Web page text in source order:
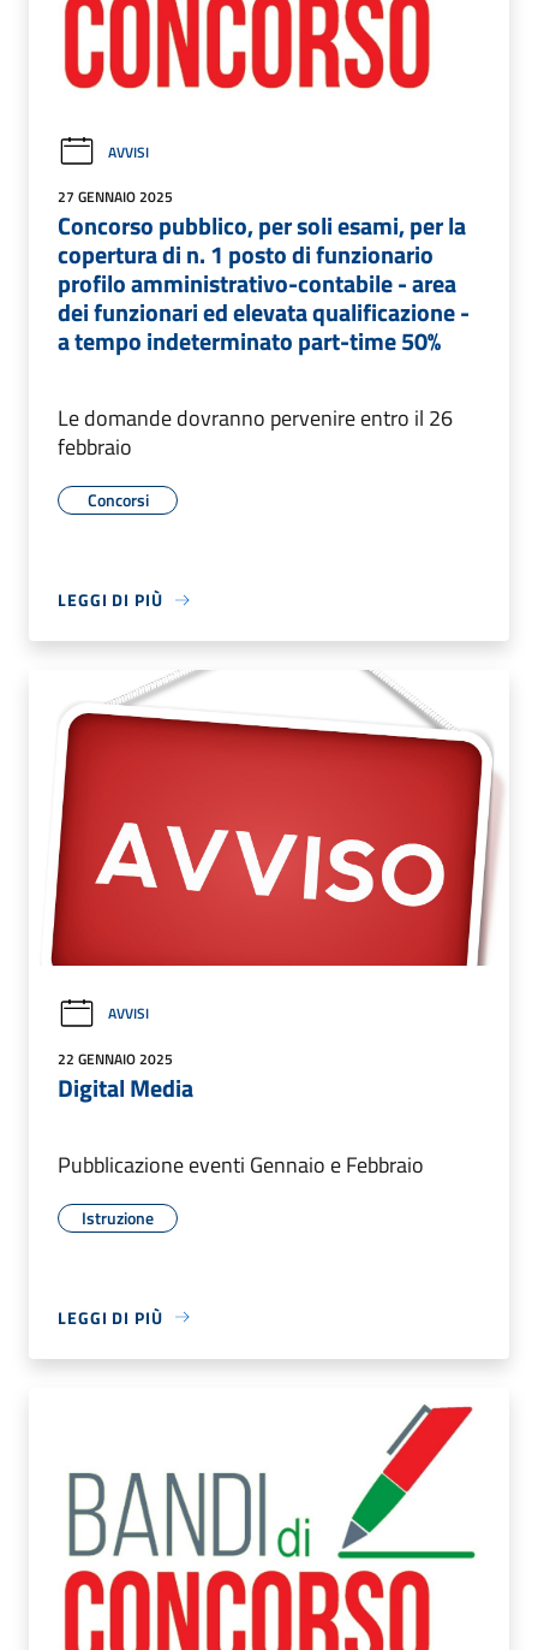
AVVISI
27 GENNAIO 2025
Concorso pubblico, per soli esami, per la
copertura di n. 1 posto di funzionario
profilo amministrativo-contabile - area
dei funzionari ed elevata qualificazione -
a tempo indeterminato part-time 50%
Le domande dovranno pervenire entro il 26
febbraio
Concorsi
LEGGI DI PIÙ
AVVISI
22 GENNAIO 2025
Digital Media
Pubblicazione eventi Gennaio e Febbraio
Istruzione
LEGGI DI PIÙ